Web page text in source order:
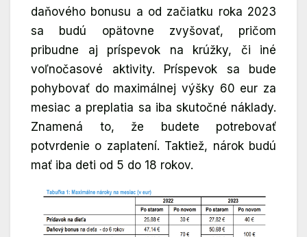
daňového bonusu a od začiatku roka 2023
sa budú opätovne zvyšovať, pričom
pribudne aj príspevok na krúžky, či iné
voľnočasové aktivity. Príspevok sa bude
pohybovať do maximálnej výšky 60 eur za
mesiac a preplatia sa iba skutočné náklady.
Znamená to, že budete potrebovať
potvrdenie o zaplatení. Taktiež, nárok budú
mať iba deti od 5 do 18 rokov.